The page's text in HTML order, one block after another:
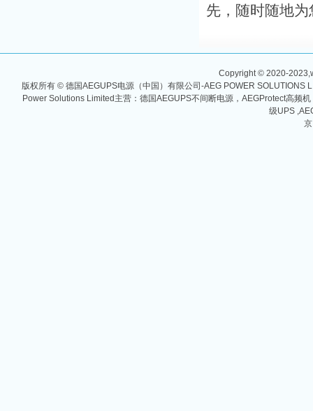
先，随时随地
Copyright © 2020-
版权所有 © 德国AEGUPS电源（中国）有限公司-AEG POWER
Power Solutions Limited主营：德国AEGUPS不间断电源，AEGProtect高频
级UPS